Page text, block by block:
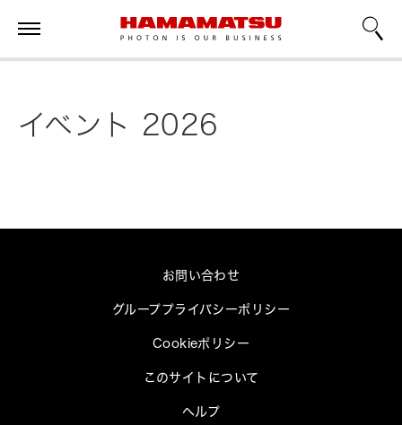
イベント 2026
お問い合わせ
グループプライバシーポリシー
Cookieポリシー
このサイトについて
ヘルプ